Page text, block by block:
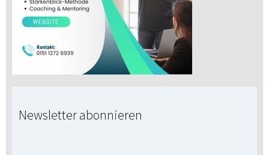
Newsletter abonnieren